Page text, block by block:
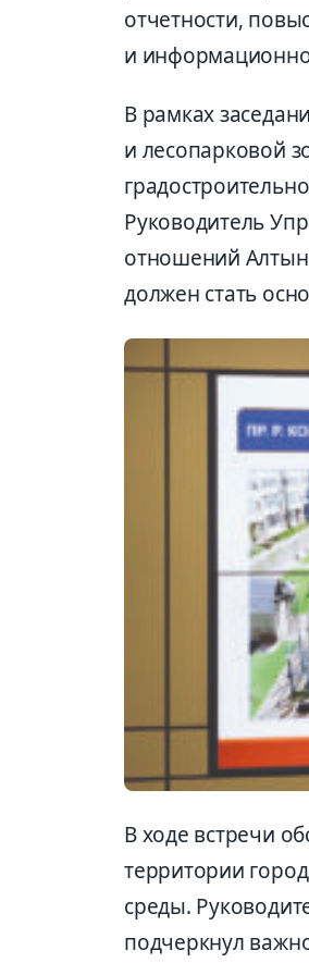
отчетности,
и
В рамках
и лесопарковой
Руководитель
отношений
должен стать
В ходе встречи
территории
среды.
подчеркнул